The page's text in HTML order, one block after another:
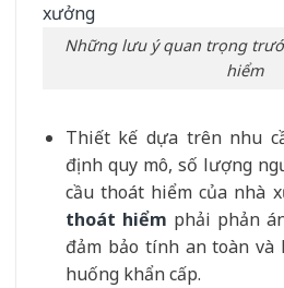
Những lưu ý quan trọng
hiểm
Thiết kế dựa trên nhu
định quy mô, số lượng
cầu thoát hiểm của nhà
thoát hiểm phải phản
đảm bảo tính an toàn
huống khẩn cấp.